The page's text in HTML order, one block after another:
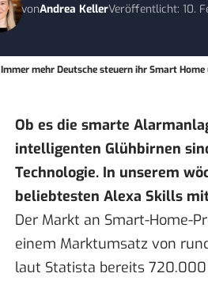
vonAndrea KellerVeröffentlicht: 10.
Immer mehr Deutsche steuern ihr Smart
Ob es die smarte
intelligenten Glühbirnen
Technologie. In unserem
beliebtesten Alexa Skills
Der Markt an Smart-Home-
einem Marktumsatz von
laut Statista bereits